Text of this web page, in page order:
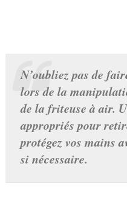
N’oubliez pas de
lors de la
de la friteuse à air.
appropriés pour
protégez vos mains
si nécessaire.